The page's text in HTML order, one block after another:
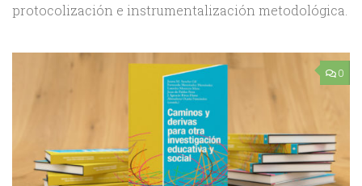
protocolización e instrumentalización metodológica.
0